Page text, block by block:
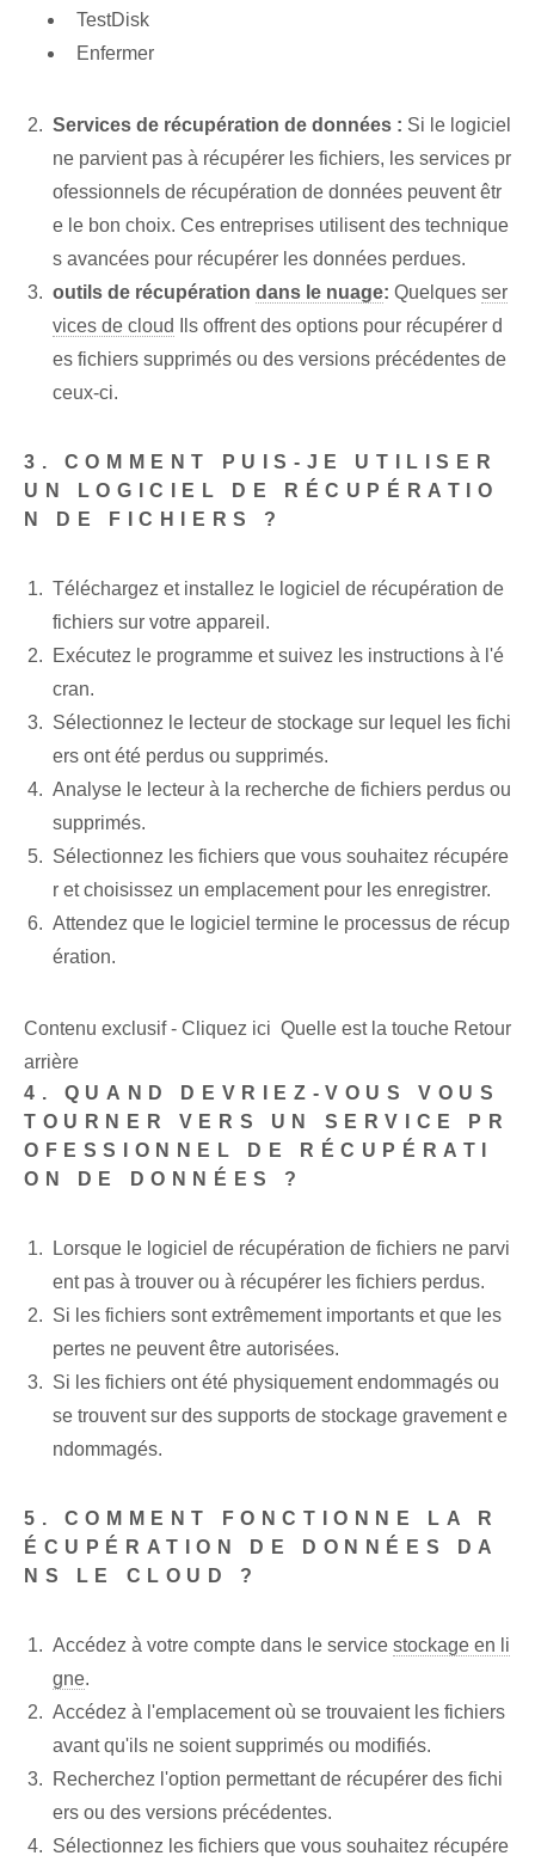
TestDisk
Enfermer
Services de récupération de données : Si le logiciel
ne parvient pas à récupérer les fichiers, les services pr
ofessionnels de récupération de données peuvent êtr
e le bon choix. Ces entreprises utilisent des technique
s avancées pour récupérer les données perdues.
outils de récupération dans le nuage: Quelques ser
vices de cloud
Ils offrent des options pour récupérer d
es fichiers supprimés ou des versions précédentes de
ceux-ci.
3. COMMENT PUIS-JE UTILISER
UN LOGICIEL DE RÉCUPÉRATIO
N DE FICHIERS ?
Téléchargez et installez le logiciel de récupération de
fichiers sur votre appareil.
Exécutez le programme et suivez les instructions à l'é
cran.
Sélectionnez le lecteur de stockage sur lequel les fichi
ers ont été perdus ou supprimés.
Analyse le lecteur à la recherche de fichiers perdus ou
supprimés.
Sélectionnez les fichiers que vous souhaitez récupére
r et choisissez un emplacement pour les enregistrer.
Attendez que le logiciel termine le processus de récup
ération.
Contenu exclusif - Cliquez ici Quelle est la touche Retour
arrière
4. QUAND DEVRIEZ-VOUS VOUS
TOURNER VERS UN SERVICE PR
OFESSIONNEL DE RÉCUPÉRATI
ON DE DONNÉES ?
Lorsque le logiciel de récupération de fichiers ne parvi
ent pas à trouver ou à récupérer les fichiers perdus.
Si les fichiers sont extrêmement importants et que les
pertes ne peuvent être autorisées.
Si les fichiers ont été physiquement endommagés ou
se trouvent sur des supports de stockage gravement e
ndommagés.
5. COMMENT FONCTIONNE LA R
ÉCUPÉRATION DE DONNÉES DA
NS LE CLOUD ?
Accédez à votre compte dans le service stockage en li
gne.
Accédez à l'emplacement où se trouvaient les fichiers
avant qu'ils ne soient supprimés ou modifiés.
Recherchez l'option permettant de récupérer des fichi
ers ou des versions précédentes.
Sélectionnez les fichiers que vous souhaitez récupére